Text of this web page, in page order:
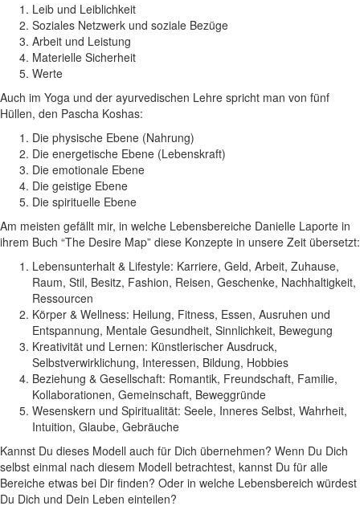
Leib und Leiblichkeit
Soziales Netzwerk und soziale Bezüge
Arbeit und Leistung
Materielle Sicherheit
Werte
Auch im Yoga und der ayurvedischen Lehre spricht man von fünf
Hüllen, den Pascha Koshas:
Die physische Ebene (Nahrung)
Die energetische Ebene (Lebenskraft)
Die emotionale Ebene
Die geistige Ebene
Die spirituelle Ebene
Am meisten gefällt mir, in welche Lebensbereiche Danielle Laporte in
ihrem Buch “The Desire Map” diese Konzepte in unsere Zeit übersetzt:
Lebensunterhalt & Lifestyle: Karriere, Geld, Arbeit, Zuhause,
Raum, Stil, Besitz, Fashion, Reisen, Geschenke, Nachhaltigkeit,
Ressourcen
Körper & Wellness: Heilung, Fitness, Essen, Ausruhen und
Entspannung, Mentale Gesundheit, Sinnlichkeit, Bewegung
Kreativität und Lernen: Künstlerischer Ausdruck,
Selbstverwirklichung, Interessen, Bildung, Hobbies
Beziehung & Gesellschaft: Romantik, Freundschaft, Familie,
Kollaborationen, Gemeinschaft, Beweggründe
Wesenskern und Spiritualität: Seele, Inneres Selbst, Wahrheit,
Intuition, Glaube, Gebräuche
Kannst Du dieses Modell auch für Dich übernehmen? Wenn Du Dich
selbst einmal nach diesem Modell betrachtest, kannst Du für alle
Bereiche etwas bei Dir finden? Oder in welche Lebensbereich würdest
Du Dich und Dein Leben einteilen?